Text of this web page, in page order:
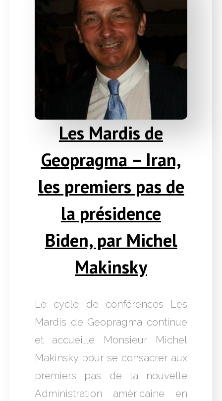
Les Mardis de
Geopragma – Iran,
les premiers pas de
la présidence
Biden, par Michel
Makinsky
Le cycle de conférences Les
Mardis de Geopragma continue
et accueille Monsieur Michel
Makinsky pour se consacrer aux
premiers pas de la nouvelle
Administration américaine en